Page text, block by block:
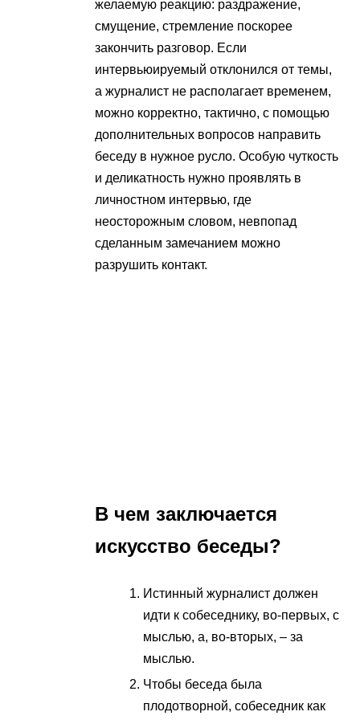
желаемую реакцию: раздражение,
смущение, стремление поскорее
закончить разговор. Если
интервьюируемый отклонился от темы,
а журналист не располагает временем,
можно корректно, тактично, с помощью
дополнительных вопросов направить
беседу в нужное русло. Особую чуткость
и деликатность нужно проявлять в
личностном интервью, где
неосторожным словом, невпопад
сделанным замечанием можно
разрушить контакт.
В чем заключается
искусство беседы?
Истинный журналист должен
идти к собеседнику, во-первых, с
мыслью, а, во-вторых, – за
мыслью.
Чтобы беседа была
плодотворной, собеседник как